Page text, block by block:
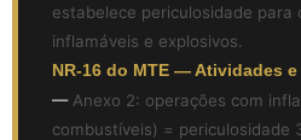
estabelece periculosidade para
inflamáveis e explosivos.
NR-16 do MTE — Atividades
— Anexo 2: operações com
combustíveis) = periculosidade